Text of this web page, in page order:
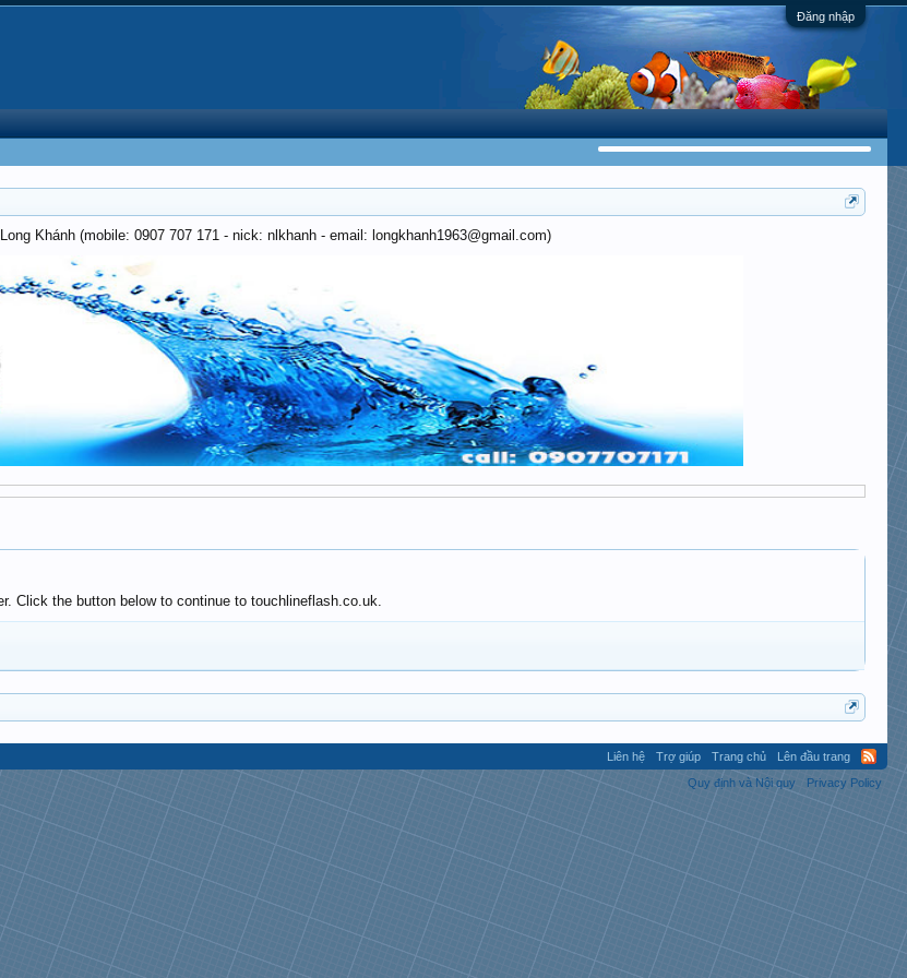
Đăng nhập
Khánh (mobile: 0907 707 171 - nick: nlkhanh - email: longkhanh1963@gmail.com)
Click the button below to continue to touchlineflash.co.uk.
Liên hệ Trợ giúp Trang chủ
Lên đầu trang
Quy định và Nội quy
Privacy Policy